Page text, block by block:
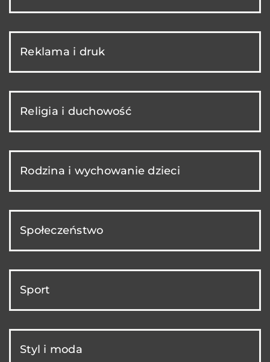
Reklama i druk
Religia i duchowość
Rodzina i wychowanie dzieci
Społeczeństwo
Sport
Styl i moda